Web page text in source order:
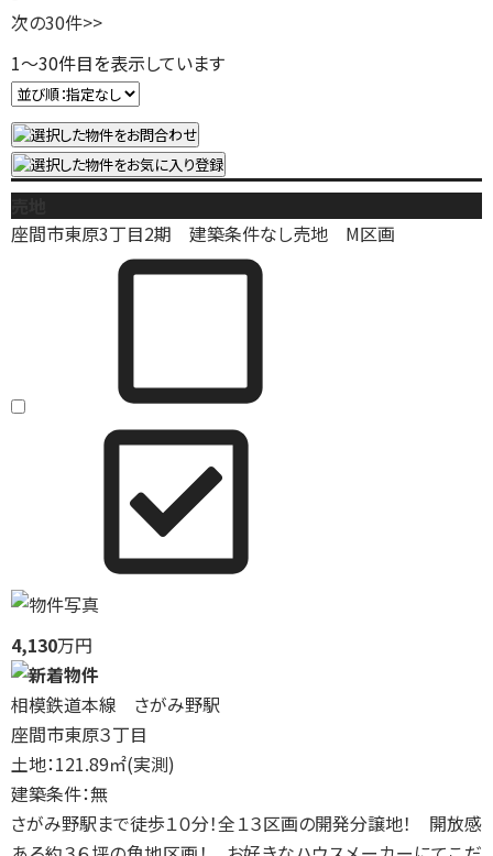
次の30件>>
1～30件目を表示しています
座間市東原3丁目2期 建築条件なし売地 M区画
4,130万円
相模鉄道本線 さがみ野駅
座間市東原３丁目
土地：121.89㎡(実測)
建築条件：無
さがみ野駅まで徒歩１０分！全１３区画の開発分譲地！ 開放感